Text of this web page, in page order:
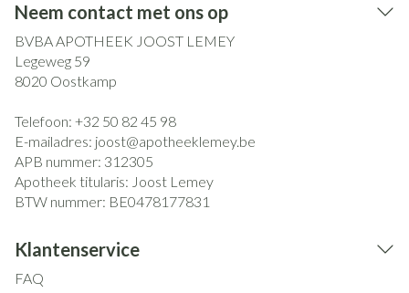
Neem contact met ons op
BVBA APOTHEEK JOOST LEMEY
Legeweg 59
8020 Oostkamp
Telefoon: +32 50 82 45 98
E-mailadres: joost@apotheeklemey.be
APB nummer: 312305
Apotheek titularis: Joost Lemey
BTW nummer: BE0478177831
Klantenservice
FAQ